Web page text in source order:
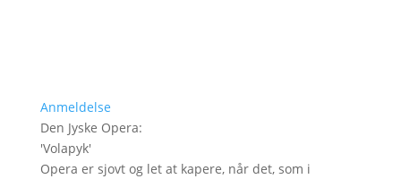
Anmeldelse
Den Jyske Opera:
'Volapyk'
Opera er sjovt og let at kapere, når det, som i